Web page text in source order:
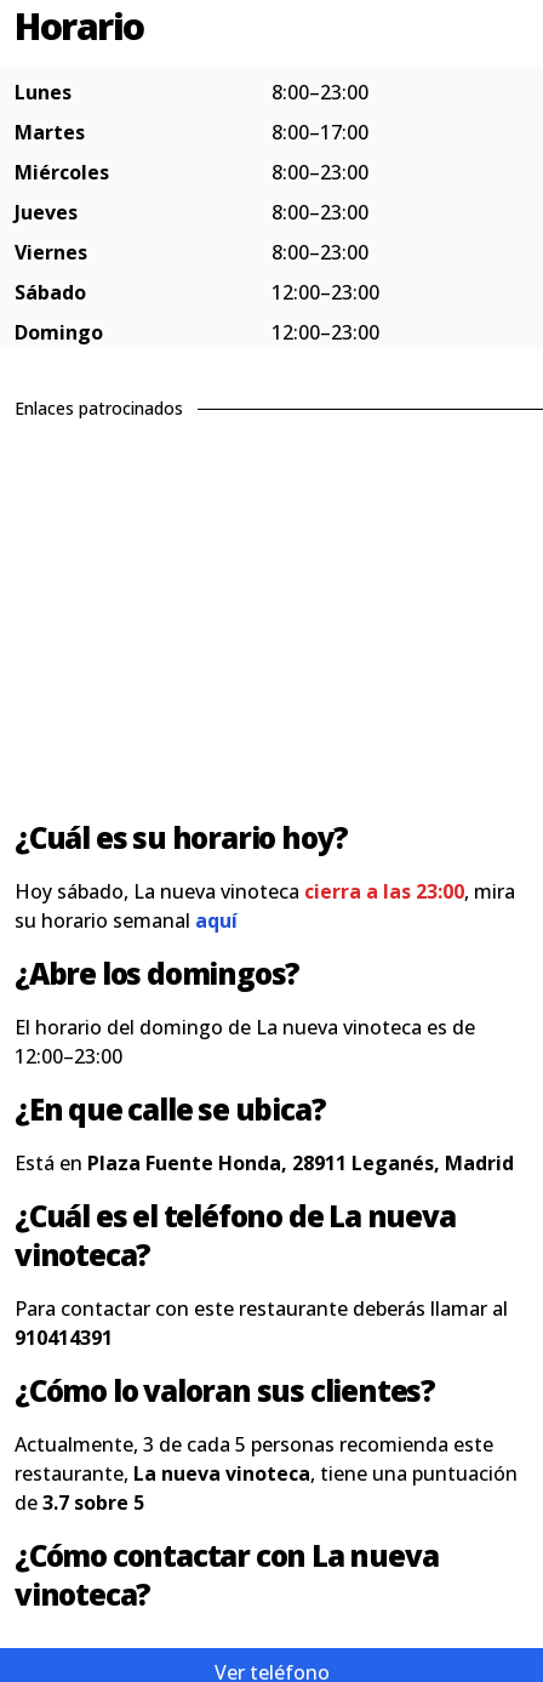
Horario
Lunes
8:00–23:00
Martes
8:00–17:00
Miércoles
8:00–23:00
Jueves
8:00–23:00
Viernes
8:00–23:00
Sábado
12:00–23:00
Domingo
12:00–23:00
Enlaces patrocinados
¿Cuál es su horario hoy?
Hoy sábado, La nueva vinoteca cierra a las 23:00, mira
su horario semanal aquí
¿Abre los domingos?
El horario del domingo de La nueva vinoteca es de
12:00–23:00
¿En que calle se ubica?
Está en Plaza Fuente Honda, 28911 Leganés, Madrid
¿Cuál es el teléfono de La nueva
vinoteca?
Para contactar con este restaurante deberás llamar al
910414391
¿Cómo lo valoran sus clientes?
Actualmente, 3 de cada 5 personas recomienda este
restaurante, La nueva vinoteca, tiene una puntuación
de3.7 sobre 5
¿Cómo contactar con La nueva
vinoteca?
Ver teléfono